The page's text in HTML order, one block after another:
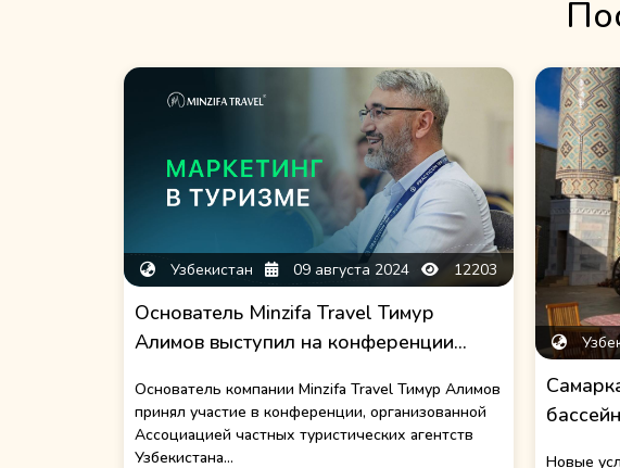
Узбекистан 09 августа 2024 12203
Основатель Minzifa Travel Тимур
Алимов выступил на конференции...
Основатель компании Minzifa Travel Тимур Алимов
принял участие в конференции, организованной
Ассоциацией частных туристических агентств
Узбекистана...
Новые